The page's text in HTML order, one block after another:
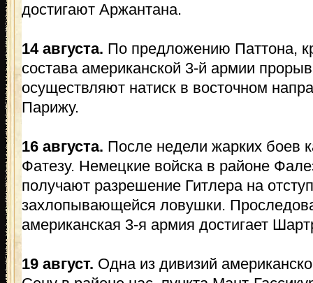
достигают Аржантана.
14 августа. По предложению Паттона,
состава американской 3-й армии
осуществляют натиск в восточном
Парижу.
16 августа. После недели жарких боев
Фатезу. Немецкие войска в районе
получают разрешение Гитлера на
захлопывающейся ловушки.
американская 3-я армия достигает
19 август. Одна из дивизий